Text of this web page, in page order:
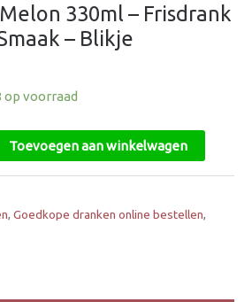
330ml – Frisdrank
– Blikje
op voorraad
Toevoegen aan winkelwagen
, Goedkope dranken online bestellen,